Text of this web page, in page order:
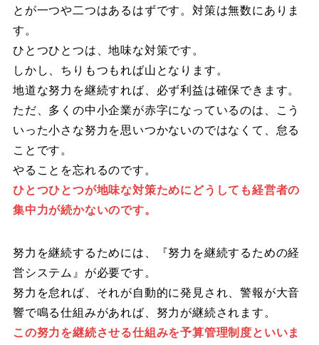
とが一つや二つはあるはずです。対策は無数にありま
す。
ひとつひとつは、地味な対策です。
しかし、ちりもつもれば山となります。
地道な努力を継続すれば、必ず利益は確保できます。
ただ、多くの中小企業が赤字になっているのは、こう
いった小さな努力を思いつかないのではなくて、怠る
ことです。
やることを忘れるのです。
ひとつひとつが地味な対策ためにどうしても経営者の
集中力が続かないのです。
努力を継続するためには、『努力を継続するための経
営システム』が必要です。
努力を怠れば、それが自動的に発見され、警報が大音
響で鳴る仕組みがあれば、努力が継続されます。
この努力を継続させる仕組みを予算管理制度といいま